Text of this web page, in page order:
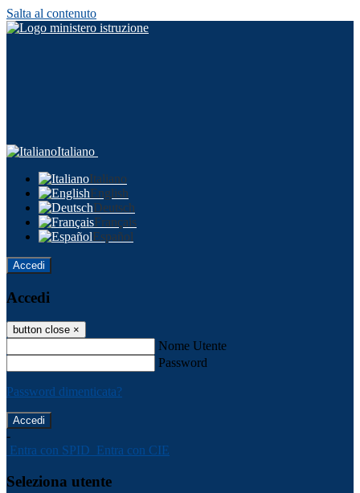
Salta al contenuto
Italiano
Italiano
English
Deutsch
Français
Español
Accedi
Accedi
button close ×
Nome Utente
Password
Password dimenticata?
-
Entra con SPID Entra con CIE
Seleziona utente